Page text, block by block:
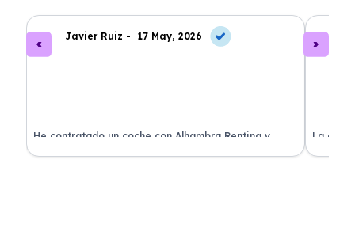
Javier Ruiz - 17 May, 2026
He contratado un coche con Alhambra Renting y
estoy impresionado. Todo ha sido transparente y sin
La